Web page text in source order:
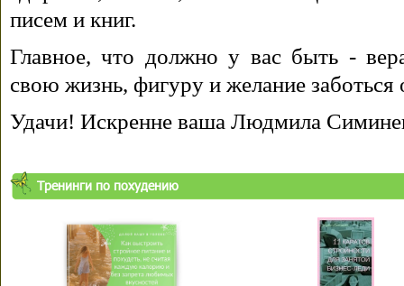
писем и книг.
Главное, что должно у вас быть -
свою жизнь, фигуру и желание заботься
Удачи! Искренне ваша Людмила
Тренинги по похудению